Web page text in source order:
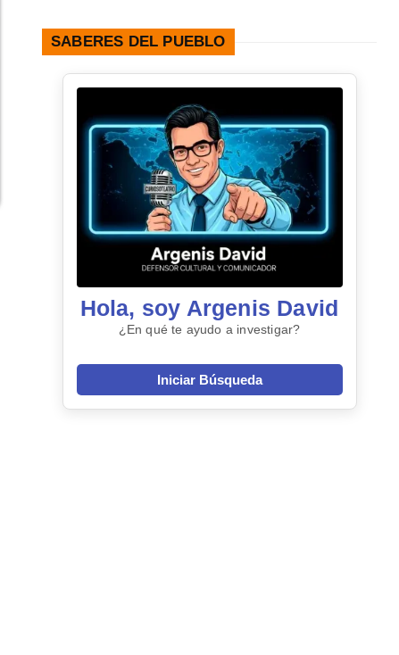
SABERES DEL PUEBLO
Hola, soy Argenis David
¿En qué te ayudo a investigar?
Iniciar Búsqueda